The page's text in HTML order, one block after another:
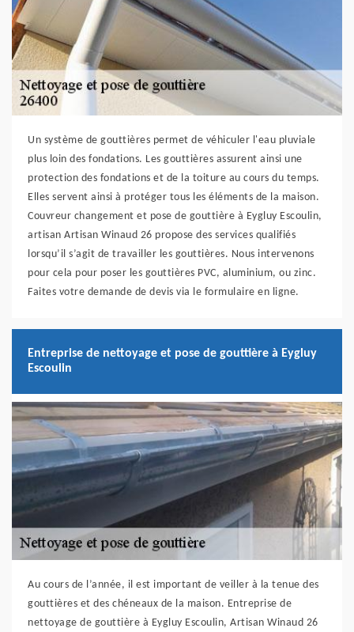
Un système de gouttières permet de véhiculer l'eau pluviale
plus loin des fondations. Les gouttières assurent ainsi une
protection des fondations et de la toiture au cours du temps.
Elles servent ainsi à protéger tous les éléments de la maison.
Couvreur changement et pose de gouttière à Eygluy Escoulin,
artisan Artisan Winaud 26 propose des services qualifiés
lorsqu’il s’agit de travailler les gouttières. Nous intervenons
pour cela pour poser les gouttières PVC, aluminium, ou zinc.
Faites votre demande de devis via le formulaire en ligne.
Entreprise de nettoyage et pose de gouttière à Eygluy
Escoulin
Au cours de l’année, il est important de veiller à la tenue des
gouttières et des chéneaux de la maison. Entreprise de
nettoyage de gouttière à Eygluy Escoulin, Artisan Winaud 26